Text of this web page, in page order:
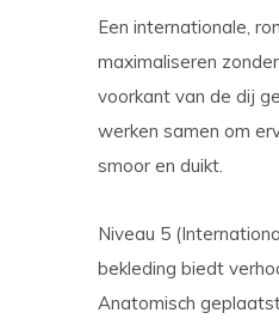
Een internationale,
maximaliseren
voorkant van de dij
werken samen om
smoor en duikt.
Niveau 5
bekleding biedt
Anatomisch